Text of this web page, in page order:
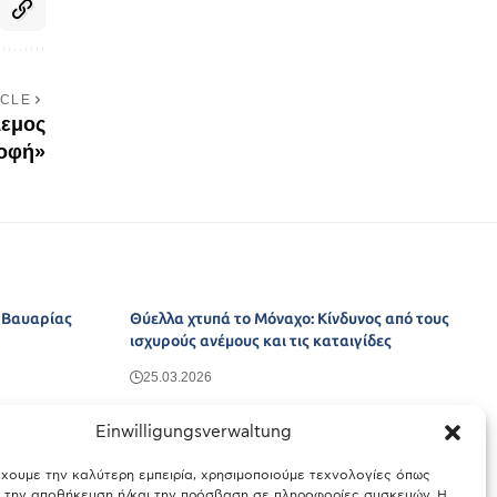
Einwilligungsverwaltung
την καλύτερη εμπειρία, χρησιμοποιούμε τεχνολογίες όπως
Βαυαρίας
Θύελλα χτυπά το Μόναχο: Κίνδυνος από τους
ισχυρούς ανέμους και τις καταιγίδες
25.03.2026